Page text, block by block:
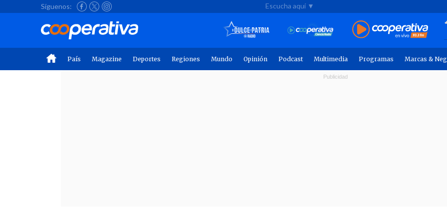
Síguenos: Escucha aquí ▼
País Magazine Deportes Regiones Mundo Opinión Podcast Multimedia Programas Marcas &